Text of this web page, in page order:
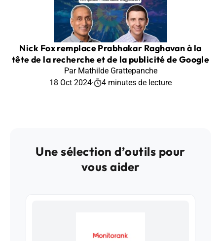
Nick Fox remplace Prabhakar Raghavan à la
tête de la recherche et de la publicité de Google
Par Mathilde Grattepanche
18 Oct 2024· 4 minutes de lecture
Une sélection d’outils pour
vous aider